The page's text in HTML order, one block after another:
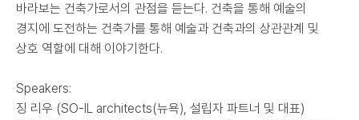
바라보는 건축가로서의 관점을 듣는다. 건축을 통해 예술의
경지에 도전하는 건축가를 통해 예술과 건축과의 상관관계 및
상호 역할에 대해 이야기한다.
Speakers:
징 리우 (SO-IL architects(뉴욕), 설립자 파트너 및 대표)